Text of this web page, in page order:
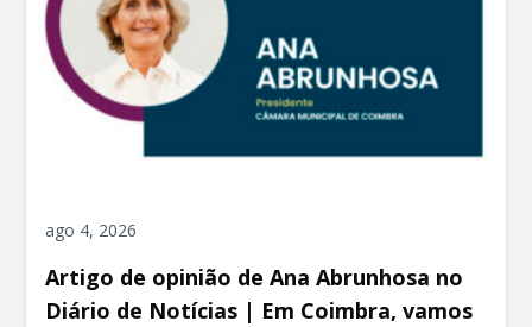
ago 4, 2026
Artigo de opinião de Ana Abrunhosa no
Diário de Notícias | Em Coimbra, vamos